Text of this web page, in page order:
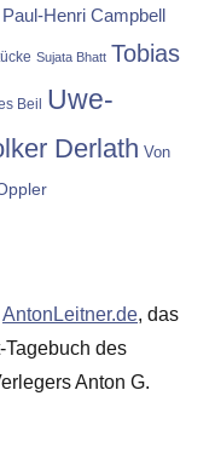
Paul-Henri Campbell
Sujata Bhatt Tobias
Beil Uwe-
Derlath Von
AntonLeitner.de, das
Tagebuch des
Anton G.